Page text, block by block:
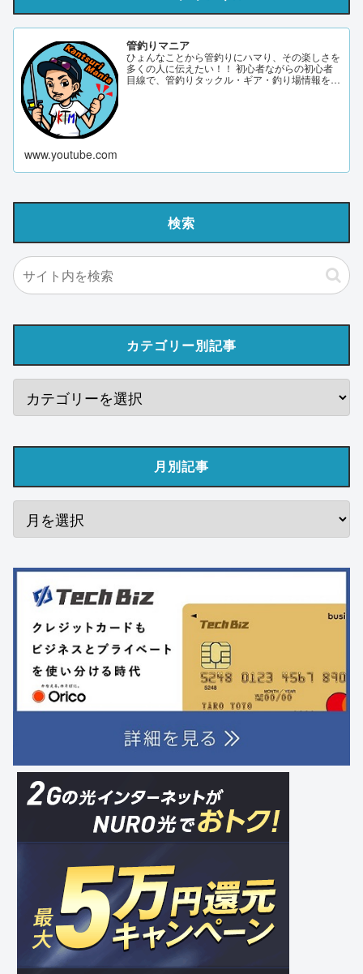
管釣りマニア
ひょんなことから管釣りにハマり、その楽しさを
多くの人に伝えたい！！ 初心者ながらの初心者
目線で、管釣りタックル・ギア・釣り場情報を発
www.youtube.com
検索
カテゴリー別記事
月別記事